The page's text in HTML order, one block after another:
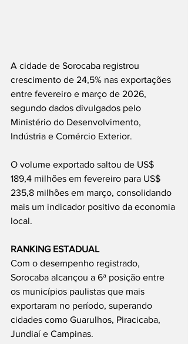
A cidade de Sorocaba registrou
crescimento de 24,5% nas exportações
entre fevereiro e março de 2026,
segundo dados divulgados pelo
Ministério do Desenvolvimento,
Indústria e Comércio Exterior.
O volume exportado saltou de US$
189,4 milhões em fevereiro para US$
235,8 milhões em março, consolidando
mais um indicador positivo da economia
local.
RANKING ESTADUAL
Com o desempenho registrado,
Sorocaba alcançou a 6ª posição entre
os municípios paulistas que mais
exportaram no período, superando
cidades como Guarulhos, Piracicaba,
Jundiaí e Campinas.